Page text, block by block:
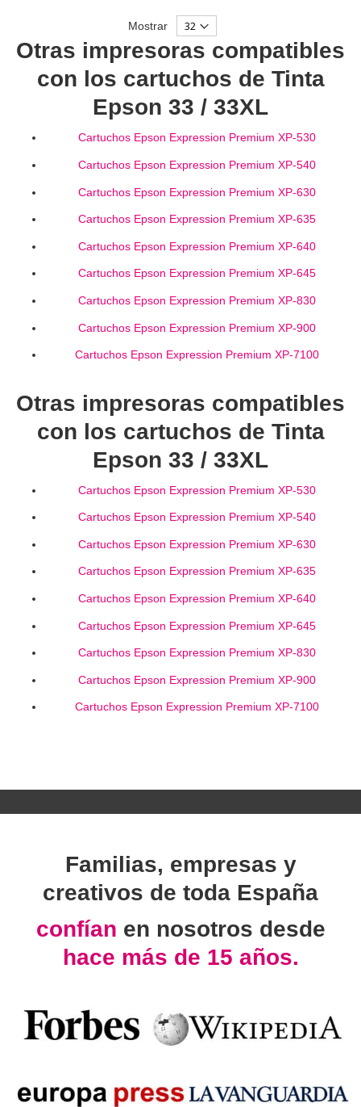
Mostrar
Otras impresoras compatibles
con los cartuchos de Tinta
Epson 33 / 33XL
Cartuchos Epson Expression Premium XP-530
Cartuchos Epson Expression Premium XP-540
Cartuchos Epson Expression Premium XP-630
Cartuchos Epson Expression Premium XP-635
Cartuchos Epson Expression Premium XP-640
Cartuchos Epson Expression Premium XP-645
Cartuchos Epson Expression Premium XP-830
Cartuchos Epson Expression Premium XP-900
Cartuchos Epson Expression Premium XP-7100
Otras impresoras compatibles
con los cartuchos de Tinta
Epson 33 / 33XL
Cartuchos Epson Expression Premium XP-530
Cartuchos Epson Expression Premium XP-540
Cartuchos Epson Expression Premium XP-630
Cartuchos Epson Expression Premium XP-635
Cartuchos Epson Expression Premium XP-640
Cartuchos Epson Expression Premium XP-645
Cartuchos Epson Expression Premium XP-830
Cartuchos Epson Expression Premium XP-900
Cartuchos Epson Expression Premium XP-7100
Familias, empresas y
creativos de toda España
confían en nosotros desde
hace más de 15 años.